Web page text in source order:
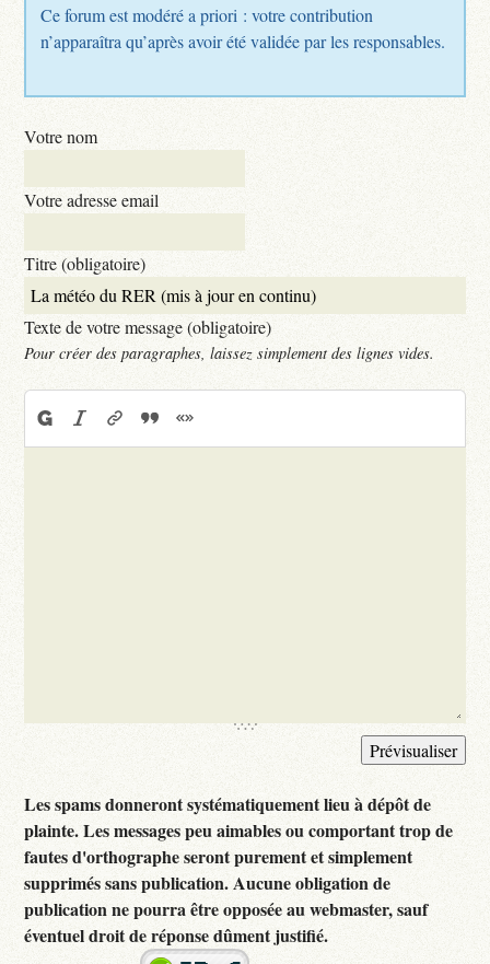
Ce forum est modéré a priori : votre contribution
n’apparaîtra qu’après avoir été validée par les responsables.
Votre nom
Votre adresse email
Titre (obligatoire)
Texte de votre message (obligatoire)
Pour créer des paragraphes, laissez simplement des lignes vides.
Les spams donneront systématiquement lieu à dépôt de
plainte. Les messages peu aimables ou comportant trop de
fautes d'orthographe seront purement et simplement
supprimés sans publication. Aucune obligation de
publication ne pourra être opposée au webmaster, sauf
éventuel droit de réponse dûment justifié.